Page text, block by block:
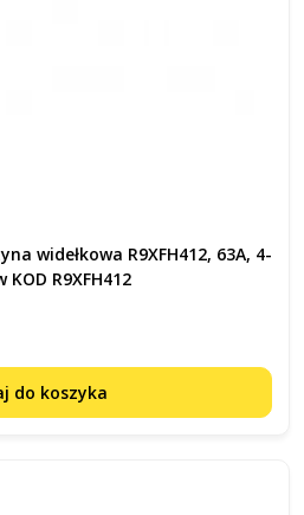
widełkowa R9XFH412, 63A, 4-
R9XFH412
do koszyka